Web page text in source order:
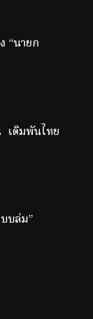
“นายก
เดิมพันไทย
บล่ม”